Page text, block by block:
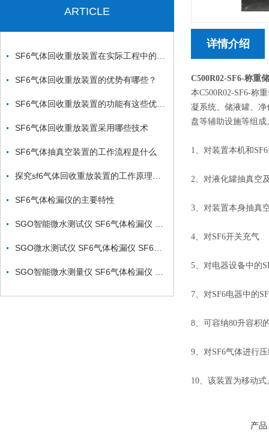
ARTICLE
SF6气体回收重放装置的优势有哪些？
SF6气体回收重放装置采用哪些技术
SF6气体抽真空装置的工作流程是什么
SF6气体检漏仪的主要特性
详情介绍
C500R02-SF6-称重
本C500R02-SF6-称
凝系统、储液罐、
盘等辅助设施等组成
1、对装置本机和
2、对液化罐抽真空
3、对装置本身抽真
4、对SF6开关充气
5、对电器设备中的
7、对SF6电器中的
8、可容纳80升容积
9、对SF6气体进行
10、该装置为移动式
产品